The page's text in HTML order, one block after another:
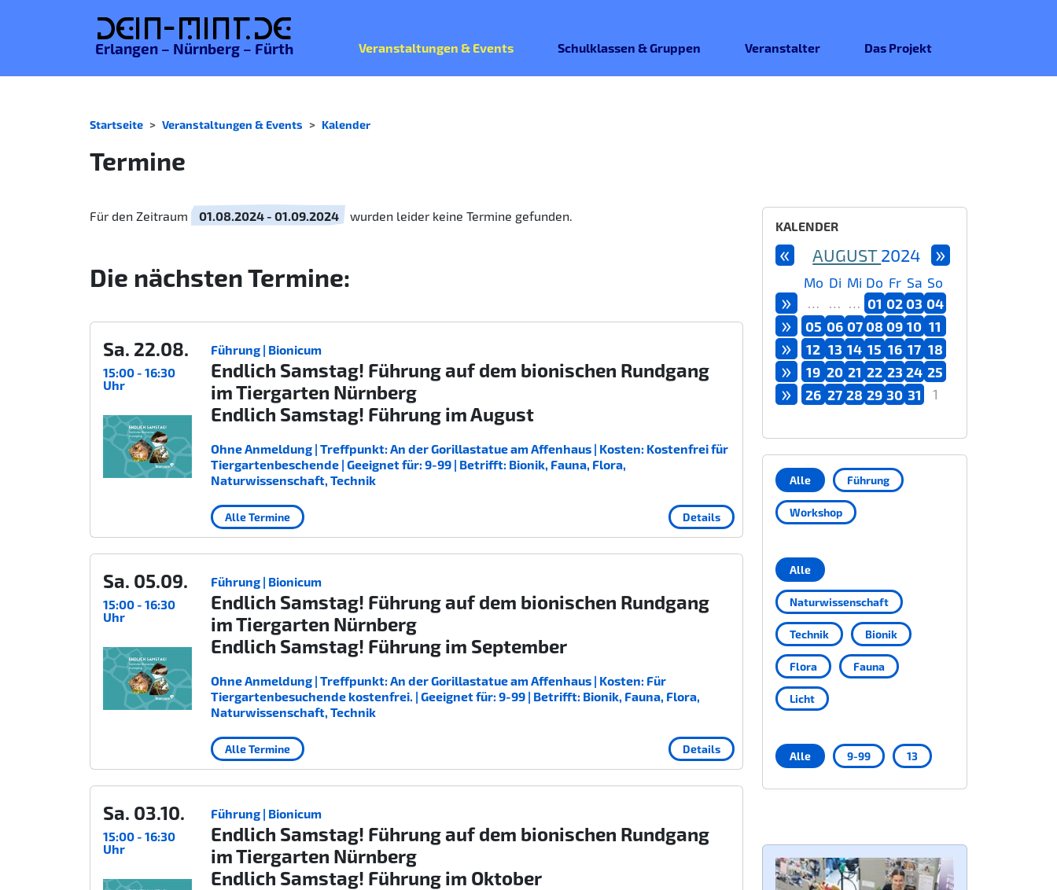
Dein-MINT.de
Erlangen – Nürnberg – Fürth Veranstaltungen & Events Schulklassen & Gruppen Veranstalter Das Projekt
Startseite Veranstaltungen & Events Kalender
Termine
Für den Zeitraum 01.08.2024 - 01.09.2024 wurden leider keine Termine gefunden.
Die nächsten Termine:
Sa. 22.08.
15:00 - 16:30
Uhr
Führung | Bionicum
Endlich Samstag! Führung auf dem bionischen Rundgang
im Tiergarten Nürnberg
Endlich Samstag! Führung im August
Ohne Anmeldung | Treffpunkt: An der Gorillastatue am Affenhaus | Kosten: Kostenfrei für
Tiergartenbeschende | Geeignet für: 9-99 | Betrifft: Bionik, Fauna, Flora,
Naturwissenschaft, Technik
Details
Alle Termine
Sa. 05.09.
15:00 - 16:30
Uhr
Führung | Bionicum
Endlich Samstag! Führung auf dem bionischen Rundgang
im Tiergarten Nürnberg
Endlich Samstag! Führung im September
Ohne Anmeldung | Treffpunkt: An der Gorillastatue am Affenhaus | Kosten: Für
Tiergartenbesuchende kostenfrei. | Geeignet für: 9-99 | Betrifft: Bionik, Fauna, Flora,
Naturwissenschaft, Technik
Details
Alle Termine
Sa. 03.10.
15:00 - 16:30
Uhr
Führung | Bionicum
Endlich Samstag! Führung auf dem bionischen Rundgang
im Tiergarten Nürnberg
Endlich Samstag! Führung im Oktober
KALENDER
»
« AUGUST2024
Mo Di Mi Do Fr Sa So
» … … … 01 0203 04
» 05 06 07 08 09 10 11
» 12 13 14 15 16 17 18
» 19 20 21 22 23 24 25
» 26 27 28 29 30 31 1
Alle Führung
Workshop
Alle
Naturwissenschaft
Technik Bionik
Flora Fauna
Licht
Alle 9-99 13